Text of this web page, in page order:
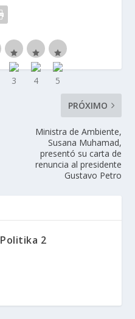
PRÓXIMO
Ministra de Ambiente,
Susana Muhamad,
presentó su carta de
renuncia al presidente
Gustavo Petro
Politika 2